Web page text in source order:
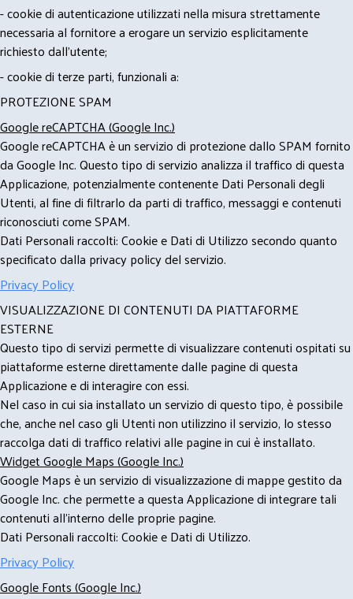
- cookie di autenticazione utilizzati nella misura strettamente
necessaria al fornitore a erogare un servizio esplicitamente
richiesto dall'utente;
- cookie di terze parti, funzionali a:
PROTEZIONE SPAM
Google reCAPTCHA (Google Inc.)
Google reCAPTCHA è un servizio di protezione dallo SPAM fornito
da Google Inc. Questo tipo di servizio analizza il traffico di questa
Applicazione, potenzialmente contenente Dati Personali degli
Utenti, al fine di filtrarlo da parti di traffico, messaggi e contenuti
riconosciuti come SPAM.
Dati Personali raccolti: Cookie e Dati di Utilizzo secondo quanto
specificato dalla privacy policy del servizio.
Privacy Policy
VISUALIZZAZIONE DI CONTENUTI DA PIATTAFORME
ESTERNE
Questo tipo di servizi permette di visualizzare contenuti ospitati su
piattaforme esterne direttamente dalle pagine di questa
Applicazione e di interagire con essi.
Nel caso in cui sia installato un servizio di questo tipo, è possibile
che, anche nel caso gli Utenti non utilizzino il servizio, lo stesso
raccolga dati di traffico relativi alle pagine in cui è installato.
Widget Google Maps (Google Inc.)
Google Maps è un servizio di visualizzazione di mappe gestito da
Google Inc. che permette a questa Applicazione di integrare tali
contenuti all'interno delle proprie pagine.
Dati Personali raccolti: Cookie e Dati di Utilizzo.
Privacy Policy
Google Fonts (Google Inc.)